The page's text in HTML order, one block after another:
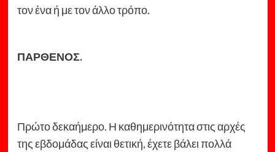
τον ένα ή με τον άλλο τρόπο.
ΠΑΡΘΕΝΟΣ.
Πρώτο δεκαήμερο. Η καθημερινότητα στις αρχές
της εβδομάδας είναι θετική, έχετε βάλει πολλά